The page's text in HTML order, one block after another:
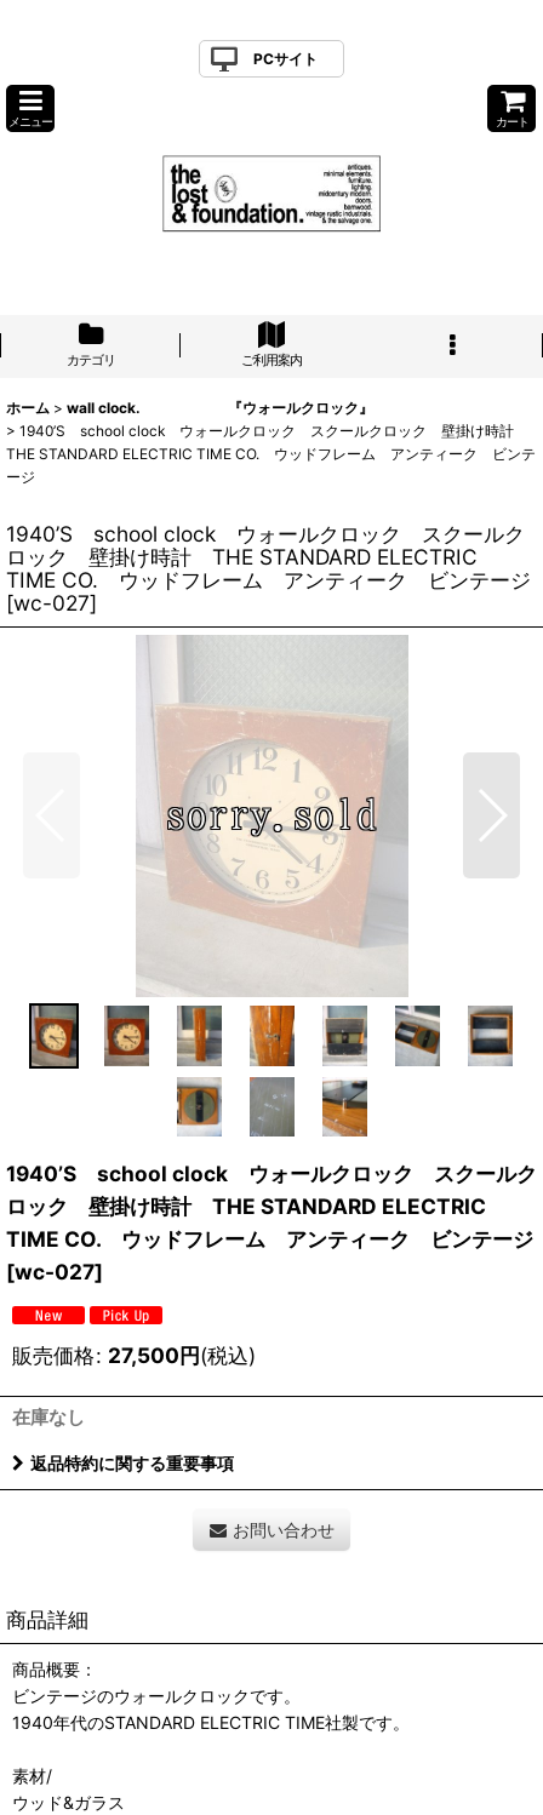
PCサイト
メニュー カート
カテゴリ ご利用案内
ホーム > wall clock. 『ウォールクロック』
> 1940’S school clock ウォールクロック スクールクロック 壁掛け時計
THE STANDARD ELECTRIC TIME CO. ウッドフレーム アンティーク ビンテ
ージ
1940’S school clock ウォールクロック スクールク
ロック 壁掛け時計 THE STANDARD ELECTRIC
TIME CO. ウッドフレーム アンティーク ビンテージ
[wc-027]
1940’S school clock ウォールクロック スクールク
ロック 壁掛け時計 THE STANDARD ELECTRIC
TIME CO. ウッドフレーム アンティーク ビンテージ
[wc-027]
販売価格: 27,500円(税込)
在庫なし
返品特約に関する重要事項
お問い合わせ
商品詳細
商品概要：
ビンテージのウォールクロックです。
1940年代のSTANDARD ELECTRIC TIME社製です。
素材/
ウッド&ガラス